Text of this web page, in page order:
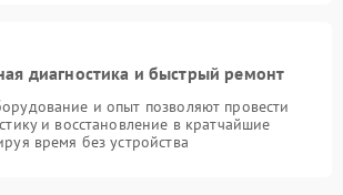
диагностика и быстрый ремонт
и опыт позволяют провести
и восстановление в кратчайшие
время без устройства